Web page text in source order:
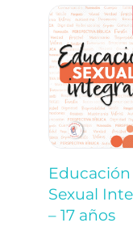
Educación
Sexual
– 17 años